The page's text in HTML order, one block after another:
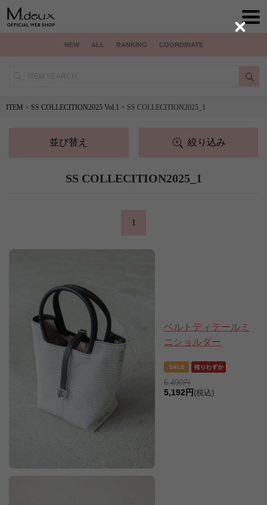
NEW ALL RANKING COORDINATE
ITEM > SS COLLECITION2025 Vol.1 > SS COLLECITION2025_1
並び替え 絞り込み
SS COLLECITION2025_1
1
ベルトディテールミ
ニショルダー
6,490円
5,192円 (税込)
Close